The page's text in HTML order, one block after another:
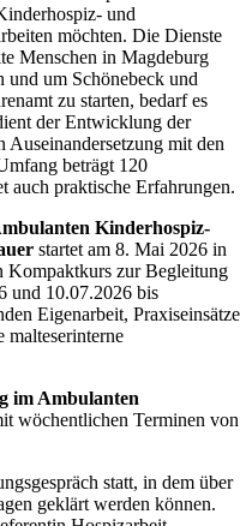
und
möchten. Die Dienste
Menschen in Magdeburg
um Schönebeck und
zu starten, bedarf es
der Entwicklung der
mit den
beträgt 120
auch praktische Erfahrungen.
Kinderhospiz-
startet am 8. Mai 2026 in
Kompaktkurs zur Begleitung
und 10.07.2026 bis
Eigenarbeit, Praxiseinsätze
malteserinterne
im Ambulanten
wöchentlichen Terminen von
statt, in dem über
geklärt werden können.